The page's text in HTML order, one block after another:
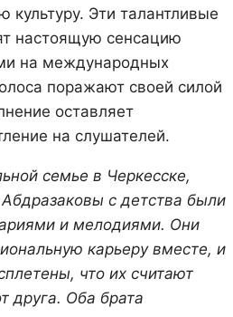
Эти талантливые
настоящую сенсацию
на международных
поражают своей силой
оставляет
на слушателей.
семье в Черкесске,
с детства были
и мелодиями. Они
карьеру вместе, и
что их считают
друга. Оба брата